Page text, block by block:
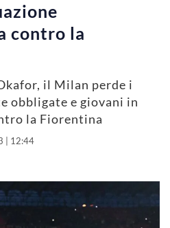
contro la
il Milan perde i
obbligate e giovani in
la Fiorentina
| 12:44